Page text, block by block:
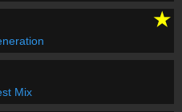
Patrick Podage & Hiss Band -★
Mix